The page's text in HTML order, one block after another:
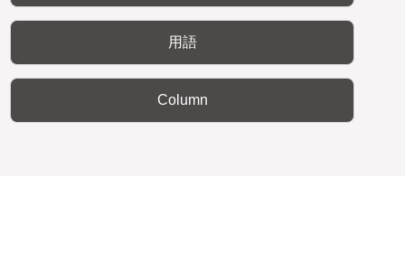
用語
Column